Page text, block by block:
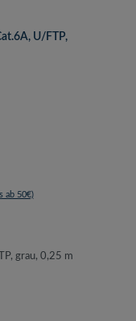
U/FTP,
ab 50€)